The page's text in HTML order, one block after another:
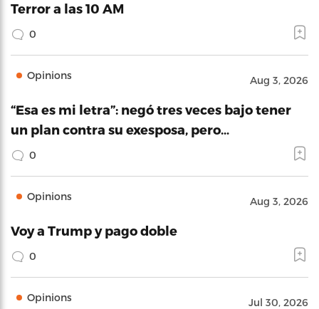
Terror a las 10 AM
0
Opinions Aug 3, 2026
“Esa es mi letra”: negó tres veces bajo tener
un plan contra su exesposa, pero…
0
Opinions Aug 3, 2026
Voy a Trump y pago doble
0
Opinions Jul 30, 2026